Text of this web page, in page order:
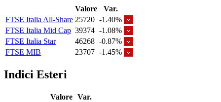
Valore
Var.
FTSE Italia All-Share 25720 -1.40%
FTSE Italia Mid Cap 39374 -1.08%
FTSE Italia Star
46268 -0.87%
FTSE MIB
23707 -1.45%
Indici Esteri
Valore Var.